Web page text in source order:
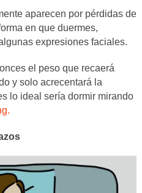
aparecen por pérdidas de
en que duermes,
expresiones faciales.
el peso que recaerá
y solo acrecentará la
lo ideal sería dormir mirando